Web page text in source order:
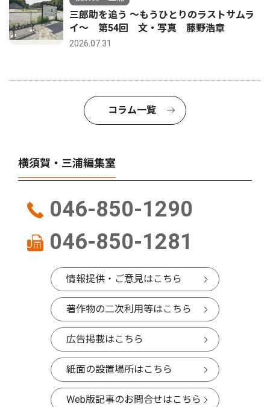
三郎助を追う 〜もうひとりのラストサムラ
イ〜 第54回 文・写真 藤野浩章
2026.07.31
コラム一覧
横須賀・三浦編集室
046-850-1290
046-850-1281
情報提供・ご意見はこちら
著作物の二次利用等はこちら
広告掲載はこちら
紙面の設置場所はこちら
Web版記事のお問合せはこちら